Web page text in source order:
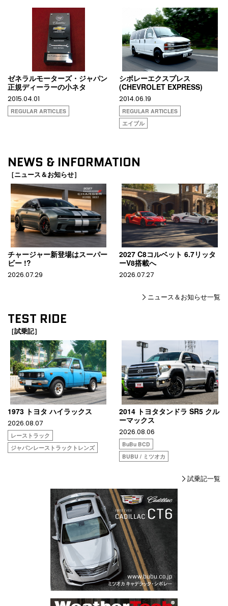
ゼネラルモーターズ・ジャパン
正規ディーラーの小ネタ
2015.04.01
REGULAR ARTICLES
シボレーエクスプレス
(CHEVROLET EXPRESS)
2014.06.19
REGULAR ARTICLES
エイブル
NEWS & INFORMATION
［ニュース＆お知らせ］
チャージャー新登場はスーパー
ビー !?
2026.07.29
2027 C8コルベット 6.7リッタ
ーV8搭載へ
2026.07.27
ニュース＆お知らせ一覧
TEST RIDE
［試乗記］
1973 トヨタ ハイラックス
2026.08.07
レーストラック
ジャパンレーストラックトレンズ
2014 トヨタタンドラ SR5 クル
ーマックス
2026.08.06
BuBu BCD
BUBU / ミツオカ
試乗記一覧